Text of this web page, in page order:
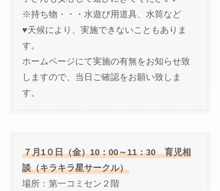
※持ち物・・・水遊び用道具、水筒など
♥天候により、実施できないこともありま
す。
ホームページにて実施の有無をお知らせ致
しますので、当日ご確認をお願い致しま
す。
７月1０日（金）10：00～11：30 育児相
談（キラキラ星サークル）
場所：第一コミセン２階